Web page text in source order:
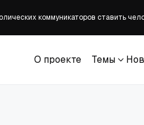
коммуникаторов ставить
О проекте
Темы